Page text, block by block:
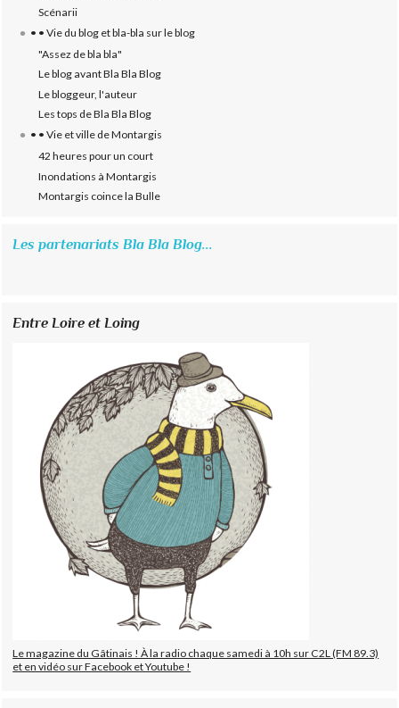
Scénarii
• • Vie du blog et bla-bla sur le blog
"Assez de bla bla"
Le blog avant Bla Bla Blog
Le bloggeur, l'auteur
Les tops de Bla Bla Blog
• • Vie et ville de Montargis
42 heures pour un court
Inondations à Montargis
Montargis coince la Bulle
Les partenariats Bla Bla Blog...
Entre Loire et Loing
Le magazine du Gâtinais ! À la radio chaque samedi à 10h sur C2L (FM 89.3)
et en vidéo sur Facebook et Youtube !